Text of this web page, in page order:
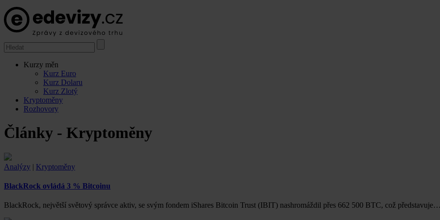
Kurzy měn
Kurz Euro
Kurz Dolaru
Kurz Zlotý
Kryptoměny
Rozhovory
Články - Kryptoměny
Analýzy | Kryptoměny
BlackRock ovládá 3 % Bitcoinu
BlackRock, největší světový správce aktiv, se svým fondem iShares Bitcoin Trust (IBIT) nashromáždil přes 662 500 BTC, což